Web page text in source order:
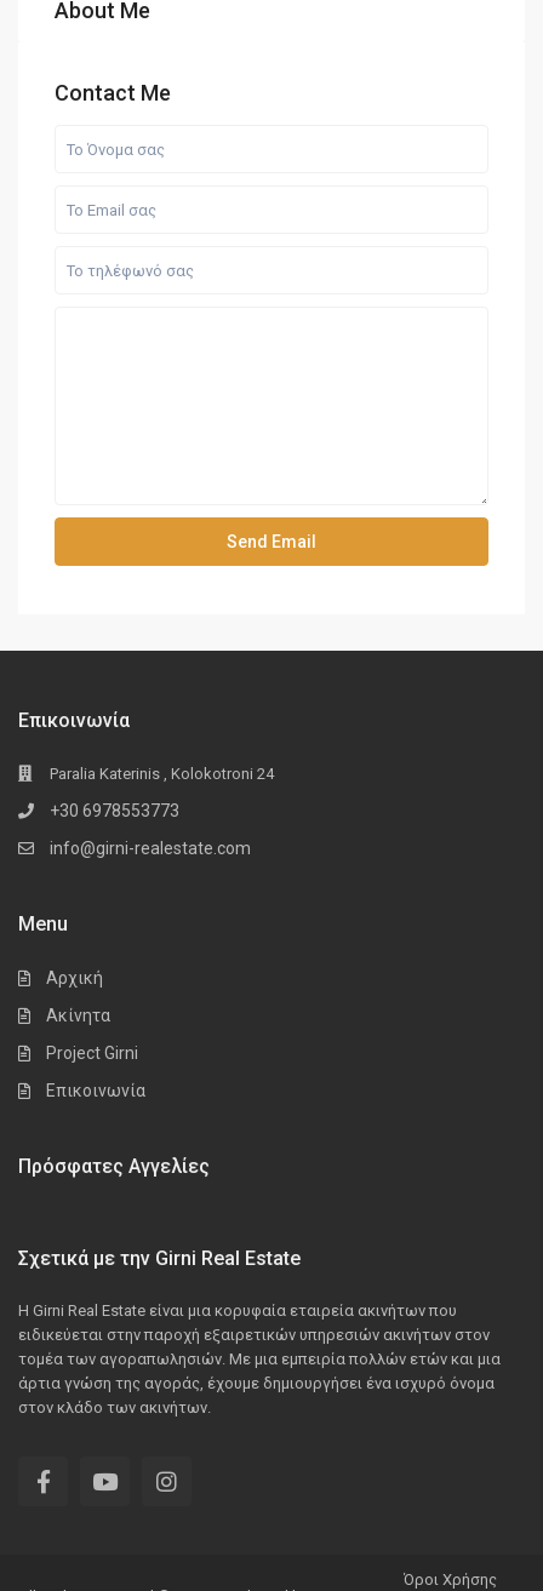
About Me
Contact Me
Επικοινωνία
Paralia Katerinis , Kolokotroni 24
+30 6978553773
info@girni-realestate.com
Menu
Αρχική
Ακίνητα
Project Girni
Επικοινωνία
Πρόσφατες Αγγελίες
Σχετικά με την Girni Real Estate
Η Girni Real Estate είναι μια κορυφαία εταιρεία ακινήτων που
ειδικεύεται στην παροχή εξαιρετικών υπηρεσιών ακινήτων στον
τομέα των αγοραπωλησιών. Με μια εμπειρία πολλών ετών και μια
άρτια γνώση της αγοράς, έχουμε δημιουργήσει ένα ισχυρό όνομα
στον κλάδο των ακινήτων.
Όροι Χρήσης